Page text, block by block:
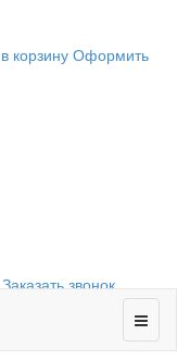
корзину Оформить
Заказать звонок